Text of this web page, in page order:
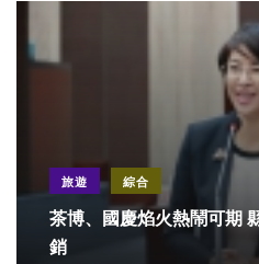
旅遊 綜合
茶博、國慶焰火熱鬧可期
銷